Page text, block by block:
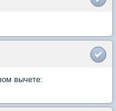
вычете: